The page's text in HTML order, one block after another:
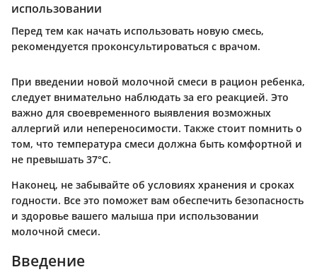
использовании
Перед тем как начать использовать новую смесь,
рекомендуется проконсультироваться с врачом.
При введении новой молочной смеси в рацион ребенка,
следует внимательно наблюдать за его реакцией. Это
важно для своевременного выявления возможных
аллергий или непереносимости. Также стоит помнить о
том, что температура смеси должна быть комфортной и
не превышать 37°C.
Наконец, не забывайте об условиях хранения и сроках
годности. Все это поможет вам обеспечить безопасность
и здоровье вашего малыша при использовании
молочной смеси.
Введение